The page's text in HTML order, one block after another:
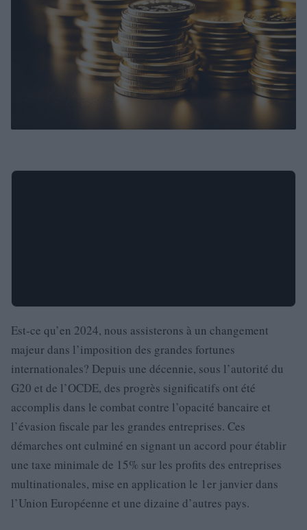
Est-ce qu’en 2024, nous assisterons à un changement
majeur dans l’imposition des grandes fortunes
internationales? Depuis une décennie, sous l’autorité du
G20 et de l’OCDE, des progrès significatifs ont été
accomplis dans le combat contre l’opacité bancaire et
l’évasion fiscale par les grandes entreprises. Ces
démarches ont culminé en signant un accord pour établir
une taxe minimale de 15% sur les profits des entreprises
multinationales, mise en application le 1er janvier dans
l’Union Européenne et une dizaine d’autres pays.